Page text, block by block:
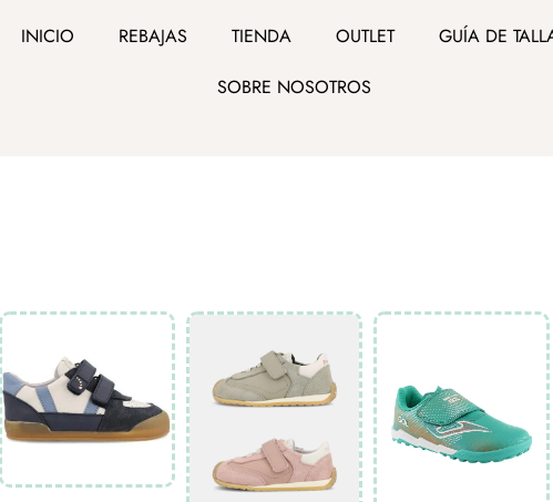
INICIO REBAJAS TIENDA OUTLET
GUÍA DE
SOBRE NOSOTROS